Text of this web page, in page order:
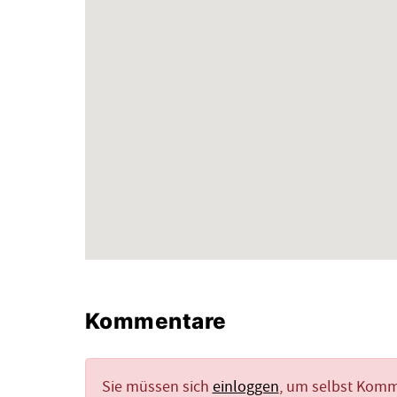
Kommentare
Sie müssen sich einloggen, um selbst